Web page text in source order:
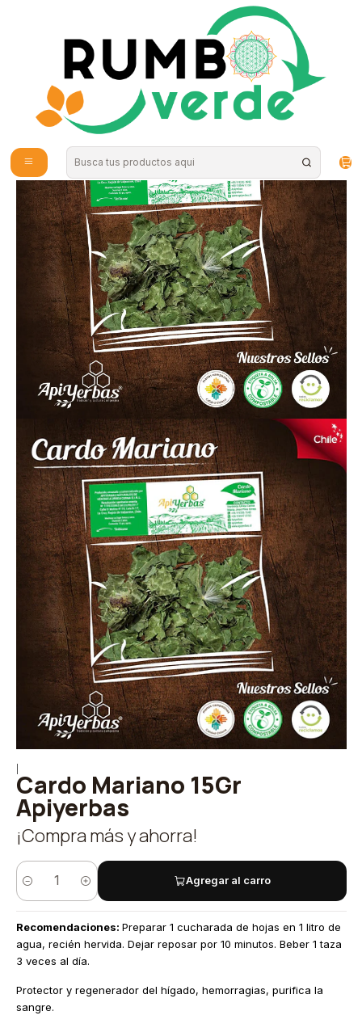
Envío gratis por compras sobre los 59.990 en la provincia de Santiago
Hierbas Medicinales
Cardo Mariano 15Gr
Apiyerbas
¡Compra más y ahorra!
Cantidad
Agregar al carro
Recomendaciones: Preparar 1 cucharada de hojas en 1 litro de
agua, recién hervida. Dejar reposar por 10 minutos. Beber 1 taza
3 veces al día.
Protector y regenerador del hígado, hemorragias, purifica la
sangre.